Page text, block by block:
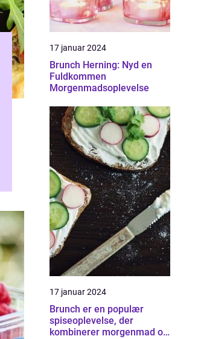
17 januar 2024
Brunch Herning: Nyd en
Fuldkommen
Morgenmadsoplevelse
17 januar 2024
Brunch er en populær
spiseoplevelse, der
kombinerer morgenmad og